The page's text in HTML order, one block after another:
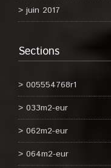
juin 2017
Sections
005554768r1
033m2-eur
062m2-eur
064m2-eur